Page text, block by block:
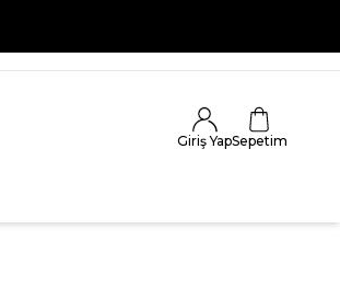
Giriş YapSepetim